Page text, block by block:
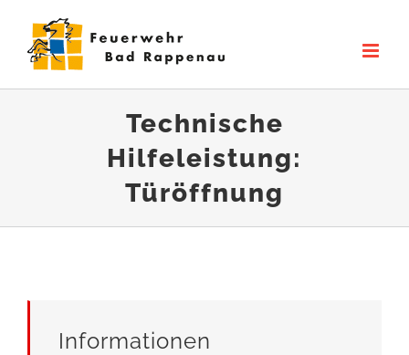
Inhalt
Technische
Hilfeleistung:
Türöffnung
Informationen